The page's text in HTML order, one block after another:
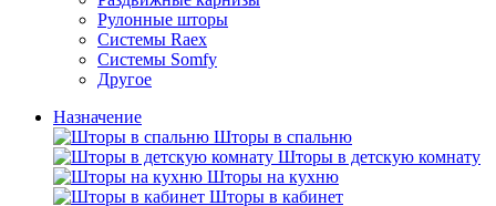
Рулонные шторы
Системы Raex
Системы Somfy
Другое
Назначение
Шторы в спальню
Шторы в детскую комнату
Шторы на кухню
Шторы в кабинет